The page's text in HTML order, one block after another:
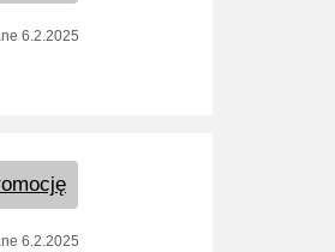
6.2.2025
6.2.2025